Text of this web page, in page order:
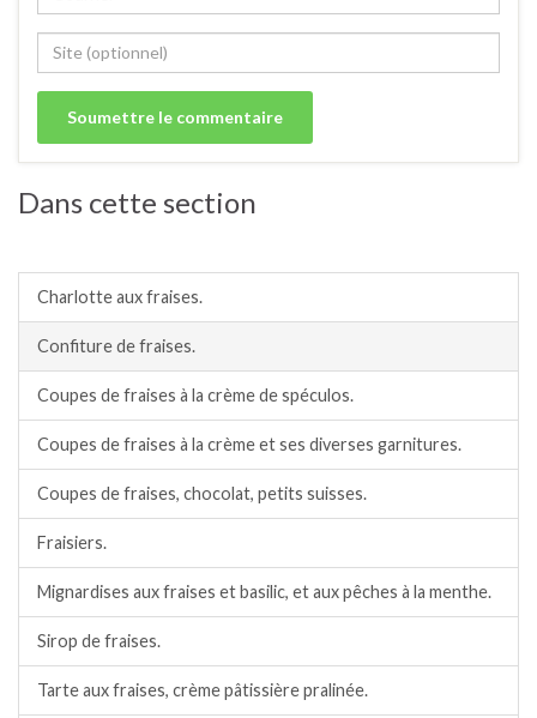
Dans cette section
Charlotte aux fraises.
Confiture de fraises.
Coupes de fraises à la crème de spéculos.
Coupes de fraises à la crème et ses diverses garnitures.
Coupes de fraises, chocolat, petits suisses.
Fraisiers.
Mignardises aux fraises et basilic, et aux pêches à la menthe.
Sirop de fraises.
Tarte aux fraises, crème pâtissière pralinée.